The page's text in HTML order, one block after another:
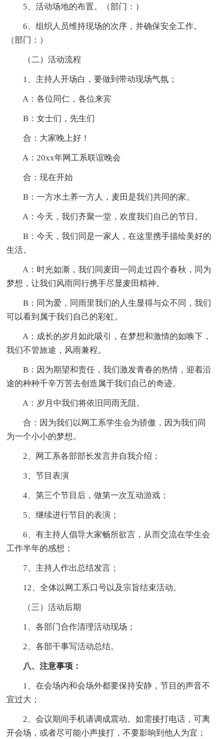
5、活动场地的布置。（部门：）
6、组织人员维持现场的次序，并确保安全工作。
（部门：）
（二）活动流程
1、主持人开场白，要做到带动现场气氛；
A：各位同仁，各位来宾
B：女士们，先生们
合：大家晚上好！
A：20xx年网工系联谊晚会
合：现在开始
B：一方水土养一方人，麦田是我们共同的家。
A：今天，我们齐聚一堂，欢度我们自己的节日。
B：今天，我们同是一家人，在这里携手描绘美好的
生活。
A：时光如澌，我们同麦田一同走过四个春秋，同为
梦想，让我们风雨同行携手尽显麦田精神。
B：同为爱，同雨里我们的人生显得与众不同，我们
可以看到属于我们自己的彩虹。
A：成长的岁月如此吸引，在梦想和激情的如唤下，
我们不管旅途，风雨兼程。
B：因为期望和责任，我们激发青春的热情，迎着沿
途的种种千辛万苦去创造属于我们自己的奇迹。
A：岁月中我们将依旧同雨无阻。
合：因为我们以网工系学生会为骄傲，因为我们同
为一个小小的梦想。
2、网工系各部部长发言并自我介绍；
3、节目表演
4、第三个节目后，做第一次互动游戏；
5、继续进行节目的表演；
6、有主持人倡导大家畅所欲言，从而交流在学生会
工作半年的感想；
7、主持人作出总结发言；
12、全体以网工系口号以及宗旨结束活动。
（三）活动后期
1、各部门合作清理活动现场；
2、各部干事写活动总结。
八、注意事项：
1、在会场内和会场外都要保持安静，节目的声音不
宜过大；
2、会议期间手机请调成震动。如需接打电话，可离
开会场，或者尽可能小声接打，不要影响到他人为宜；